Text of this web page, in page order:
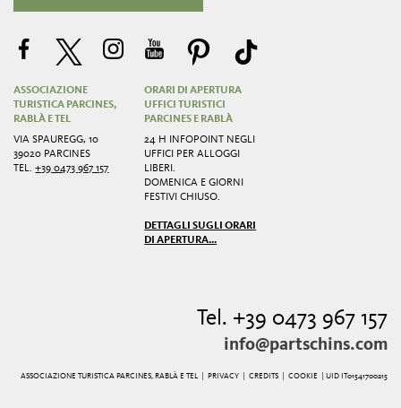
ASSOCIAZIONE
TURISTICA PARCINES,
RABLÀ E TEL
VIA SPAUREGG, 10
39020 PARCINES
TEL.+39 0473 967 157
ORARI DI APERTURA
UFFICI TURISTICI
PARCINES E RABLÀ
24 H INFOPOINT NEGLI
UFFICI PER ALLOGGI
LIBERI.
DOMENICA E GIORNI
FESTIVI CHIUSO.
DETTAGLI SUGLI ORARI
DI APERTURA...
Tel. +39 0473 967 157
info@partschins.com
ASSOCIAZIONE TURISTICA PARCINES, RABLÀ E TEL | PRIVACY| CREDITS| COOKIE | UID IT01541700215